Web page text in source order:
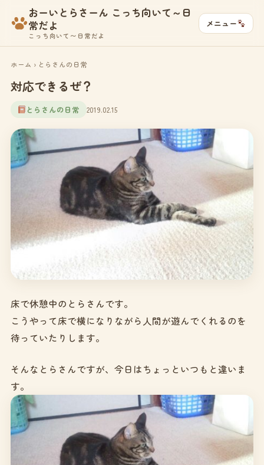
おーいとらさーん こっち向いて～日
常だよ
こっち向いて〜日常だよ
メニュー
ホーム › とらさんの日常
対応できるぜ？
とらさんの日常 2019.02.15
床で休憩中のとらさんです。
こうやって床で横になりながら人間が遊んでくれるのを
待っていたりします。
そんなとらさんですが、今日はちょっといつもと違いま
す。